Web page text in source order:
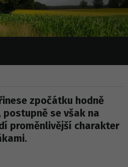
zpočátku hodně
se však na
proměnlivější charakter